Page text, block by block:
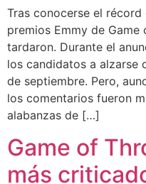
Tras conocerse el
premios Emmy de Game
tardaron. Durante el
los candidatos a alzarse
de septiembre. Pero,
los comentarios fueron
alabanzas de […]
Game of
más